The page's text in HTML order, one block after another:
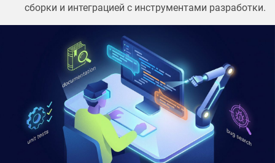
сборки и интеграцией с инструментами разработки.